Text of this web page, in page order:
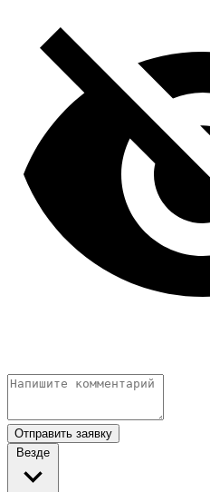
Отправить заявку
Везде